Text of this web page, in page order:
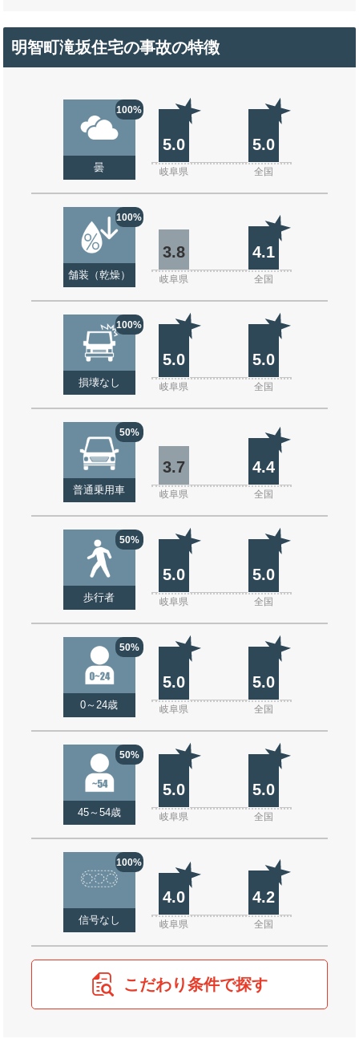
明智町滝坂住宅の事故の特徴
100%
曇
5.0 5.0
岐阜県 全国
100%
舗装（乾燥）
3.8 4.1
岐阜県 全国
100%
損壊なし
5.0 5.0
岐阜県 全国
50%
普通乗用車
3.7 4.4
岐阜県 全国
50%
歩行者
5.0 5.0
岐阜県 全国
50%
0～24歳
5.0 5.0
岐阜県 全国
50%
45～54歳
5.0 5.0
岐阜県 全国
100%
信号なし
4.0 4.2
岐阜県 全国
こだわり条件で探す